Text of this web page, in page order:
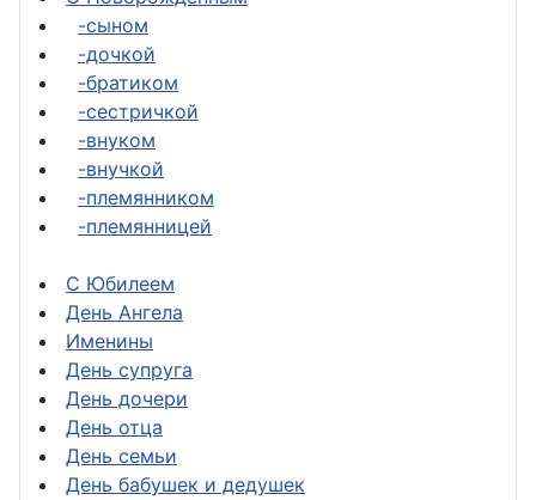
-сыном
-дочкой
-братиком
-сестричкой
-внуком
-внучкой
-племянником
-племянницей
С Юбилеем
День Ангела
Именины
День супруга
День дочери
День отца
День семьи
День бабушек и дедушек